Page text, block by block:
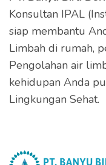
Konsultan IPAL
siap membantu
Limbah di rumah,
Pengolahan air
kehidupan Anda
Lingkungan Sehat.